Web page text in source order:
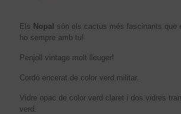
Els Nopal són els cactus més fascinants que
ho sempre amb tu!
Penjoll vintage molt lleuger!
Cordó encerat de color verd militar.
Vidre opac de color verd claret i dos vidres
verd.